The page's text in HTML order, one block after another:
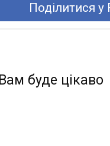
Поділитися у
Вам буде цікаво